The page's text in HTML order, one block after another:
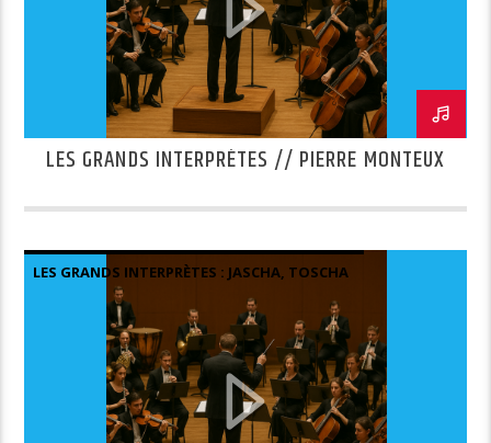
LES GRANDS INTERPRÈTES // PIERRE MONTEUX
LES GRANDS INTERPRÈTES : JASCHA, TOSCHA
MISHA ET QUELQUES AUTRES.